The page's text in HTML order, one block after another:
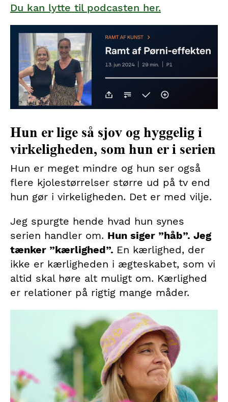
Du kan lytte til podcasten her.
Hun er lige så sjov og hyggelig i
virkeligheden, som hun er i serien
Hun er meget mindre og hun ser også
flere kjolestørrelser større ud på tv end
hun gør i virkeligheden. Det er med vilje.
Jeg spurgte hende hvad hun synes
serien handler om. Hun siger ”håb”. Jeg
tænker ”kærlighed”. En kærlighed, der
ikke er kærligheden i ægteskabet, som vi
altid skal høre alt muligt om. Kærlighed
er relationer på rigtig mange måder.